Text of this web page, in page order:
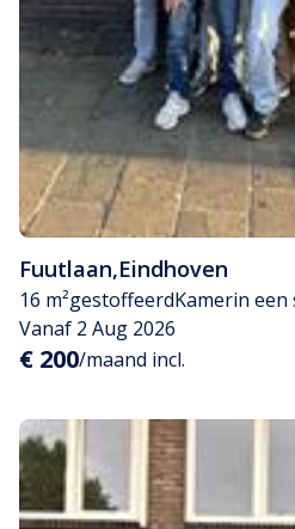
Fuutlaan,Eindhoven
16 m²gestoffeerdKamerin een
Vanaf 2 Aug 2026
€ 200/maand incl.